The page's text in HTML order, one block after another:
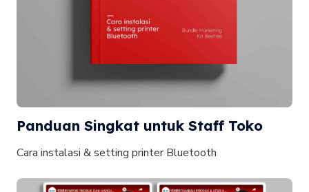
Panduan Singkat untuk Staff Toko
Cara instalasi & setting printer Bluetooth